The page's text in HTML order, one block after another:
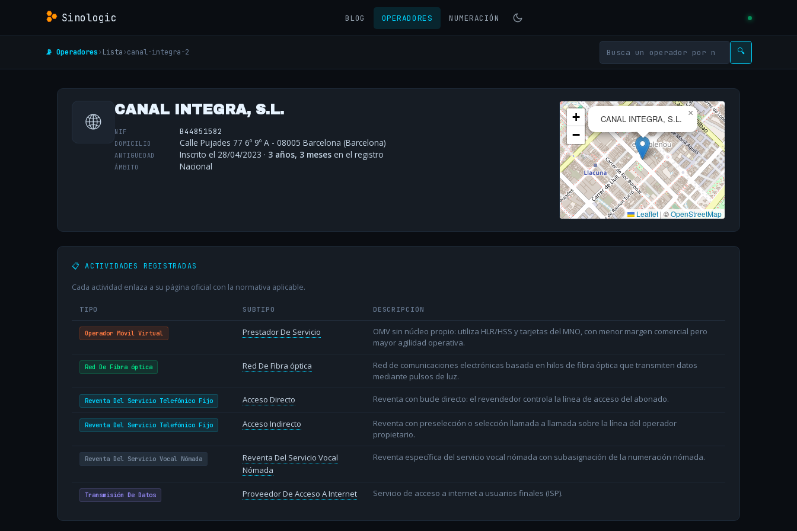
Sinologic BLOG OPERADORES NUMERACIÓN
📡 Operadores› Lista›canal-integra-2 🔍
🌐 CANAL INTEGRA, S.L.
NIF B44851582
DOMICILIO Calle Pujades 77 6º 9º A - 08005 Barcelona (Barcelona)
ANTIGÜEDAD Inscrito el 28/04/2023 · 3 años, 3 meses en el registro
ÁMBITO Nacional
CANAL INTEGRA, S.L.
×
+
−
Leaflet | ©OpenStreetMap
📋 ACTIVIDADES REGISTRADAS
Cada actividad enlaza a su página oficial con la normativa aplicable.
TIPO SUBTIPO DESCRIPCIÓN
Operador Móvil Virtual Prestador De Servicio
OMV sin núcleo propio: utiliza HLR/HSS y tarjetas del MNO, con menor margen comercial pero
mayor agilidad operativa.
Red De Fibra óptica Red De Fibra óptica
Red de comunicaciones electrónicas basada en hilos de fibra óptica que transmiten datos
mediante pulsos de luz.
Reventa Del Servicio Telefónico Fijo Acceso Directo Reventa con bucle directo: el revendedor controla la línea de acceso del abonado.
Reventa Del Servicio Telefónico Fijo Acceso Indirecto
Reventa con preselección o selección llamada a llamada sobre la línea del operador
propietario.
Reventa Del Servicio Vocal Nómada
Reventa Del Servicio Vocal
Nómada
Reventa específica del servicio vocal nómada con subasignación de la numeración nómada.
Transmisión De Datos Proveedor De Acceso A Internet Servicio de acceso a internet a usuarios finales (ISP).